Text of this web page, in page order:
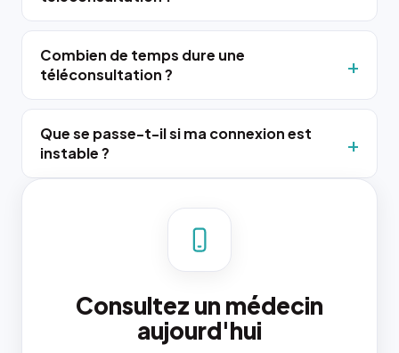
Combien de temps dure une
téléconsultation ?
Que se passe-t-il si ma connexion est
instable ?
Consultez un médecin
aujourd'hui